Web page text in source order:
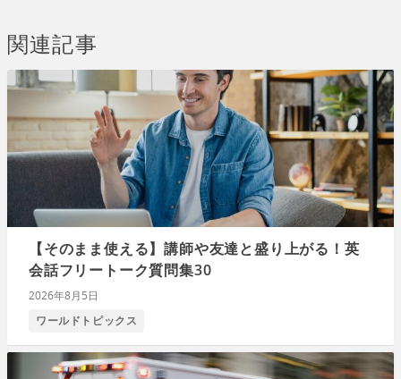
関連記事
【そのまま使える】講師や友達と盛り上がる！英
会話フリートーク質問集30
2026年8月5日
ワールドトピックス